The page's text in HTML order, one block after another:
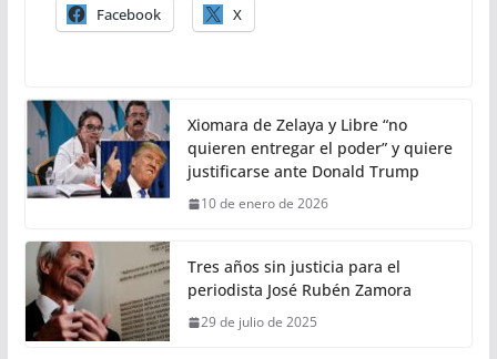
Facebook X
Xiomara de Zelaya y Libre “no
quieren entregar el poder” y quiere
justificarse ante Donald Trump
10 de enero de 2026
Tres años sin justicia para el
periodista José Rubén Zamora
29 de julio de 2025